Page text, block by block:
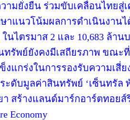
ามยั่งยืน ร่วมขับเคลื่อนไทยสู่
าแนวโน้มผลการดำเนินงาน
นไตรมาส 2 และ 10,683 ล้า
พย์ยังคงมีเสถียรภาพ ขณะที่
แกร่งในการรองรับความเสี่ย
ะดับมูลค่าสินทรัพย์ ‘เซ็นทรัล
า สร้างแลนด์มาร์กอาร์ตทอย
Economy